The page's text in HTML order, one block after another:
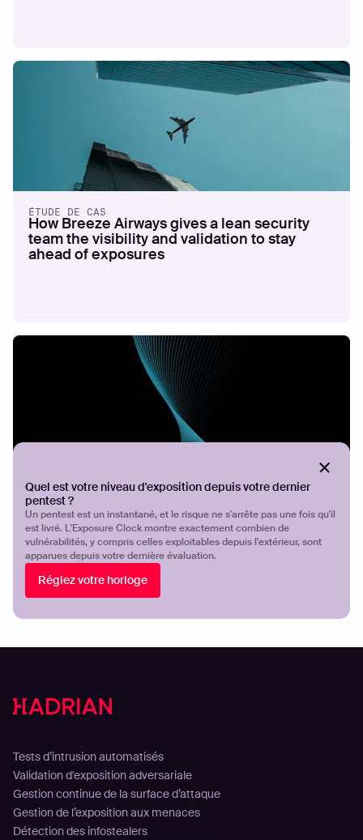
Quel est votre niveau d'exposition depuis votre dernier
pentest ?
Un pentest est un instantané, et le risque ne s'arrête pas une fois qu'il
est livré. L'Exposure Clock montre exactement combien de
vulnérabilités, y compris celles exploitables depuis l'extérieur, sont
apparues depuis votre dernière évaluation.
Réglez votre horloge
ÉTUDE DE CAS
How Breeze Airways gives a lean security
team the visibility and validation to stay
ahead of exposures
ÉTUDE DE CAS
Sécuriser ICT
Tests d’intrusion automatisés
Validation d'exposition adversariale
Gestion continue de la surface d’attaque
Gestion de l’exposition aux menaces
Détection des infostealers